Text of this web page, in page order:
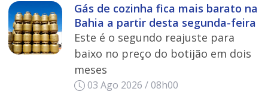
Gás de cozinha fica mais barato na
Bahia a partir desta segunda-feira
Este é o segundo reajuste para
baixo no preço do botijão em dois
meses
03 Ago 2026 / 08h00